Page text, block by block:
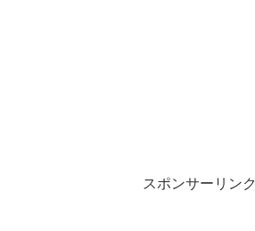
スポンサーリンク